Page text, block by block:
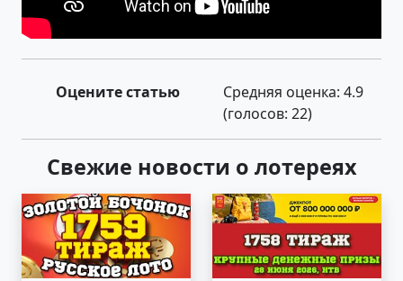
Оцените статью Средняя оценка: 4.9
(голосов: 22)
Свежие новости о лотереях